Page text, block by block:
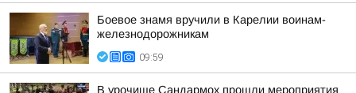
Боевое знамя вручили в Карелии воинам-
железнодорожникам
09:59
В урочище Сандармох прошли мероприятия